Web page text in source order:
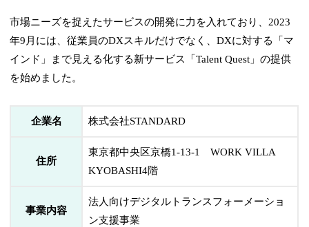
市場ニーズを捉えたサービスの開発に力を入れており、2023
年9月には、従業員のDXスキルだけでなく、DXに対する「マ
インド」まで見える化する新サービス「Talent Quest」の提供
を始めました。
企業名 株式会社STANDARD
住所
東京都中央区京橋1-13-1 WORK VILLA
KYOBASHI4階
事業内容
法人向けデジタルトランスフォーメーショ
ン支援事業